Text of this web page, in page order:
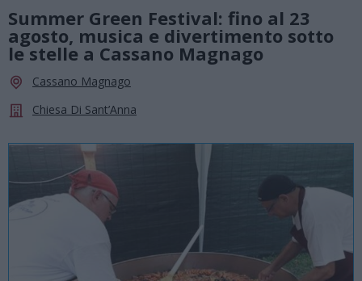
Summer Green Festival: fino al 23
agosto, musica e divertimento sotto
le stelle a Cassano Magnago
Cassano Magnago
Chiesa Di Sant’Anna